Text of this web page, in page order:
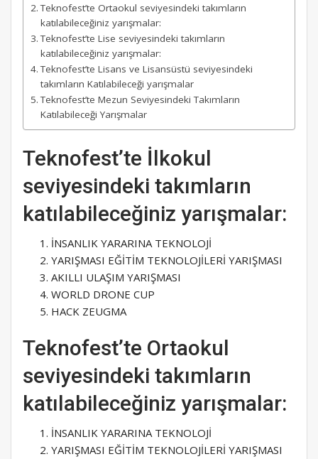
Teknofest’te Ortaokul seviyesindeki takımların
katılabileceğiniz yarışmalar:
Teknofest’te Lise seviyesindeki takımların
katılabileceğiniz yarışmalar:
Teknofest’te Lisans ve Lisansüstü seviyesindeki
takımların Katılabileceği yarışmalar
Teknofest’te Mezun Seviyesindeki Takımların
Katılabileceği Yarışmalar
Teknofest’te İlkokul
seviyesindeki takımların
katılabileceğiniz yarışmalar:
İNSANLIK YARARINA TEKNOLOJİ
YARIŞMASI EĞİTİM TEKNOLOJİLERİ YARIŞMASI
AKILLI ULAŞIM YARIŞMASI
WORLD DRONE CUP
HACK ZEUGMA
Teknofest’te Ortaokul
seviyesindeki takımların
katılabileceğiniz yarışmalar:
İNSANLIK YARARINA TEKNOLOJİ
YARIŞMASI EĞİTİM TEKNOLOJİLERİ YARIŞMASI